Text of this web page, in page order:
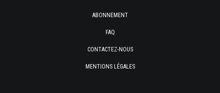
ABONNEMENT
FAQ
CONTACTEZ-NOUS
MENTIONS LÉGALES